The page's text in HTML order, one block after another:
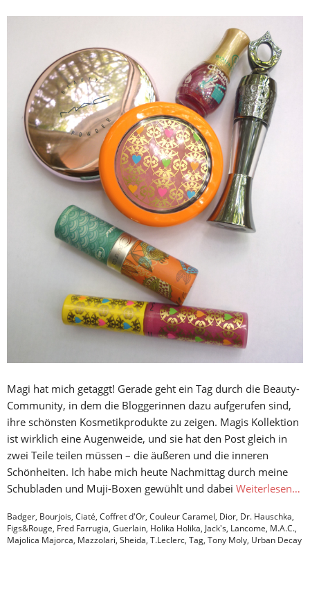
Magi hat mich getaggt! Gerade geht ein Tag durch die Beauty-
Community, in dem die Bloggerinnen dazu aufgerufen sind,
ihre schönsten Kosmetikprodukte zu zeigen. Magis Kollektion
ist wirklich eine Augenweide, und sie hat den Post gleich in
zwei Teile teilen müssen – die äußeren und die inneren
Schönheiten. Ich habe mich heute Nachmittag durch meine
Schubladen und Muji-Boxen gewühlt und dabei Weiterlesen…
Badger, Bourjois, Ciaté, Coffret d'Or, Couleur Caramel, Dior, Dr. Hauschka,
Figs&Rouge, Fred Farrugia, Guerlain, Holika Holika, Jack's, Lancome, M.A.C.,
Majolica Majorca, Mazzolari, Sheida, T.Leclerc, Tag, Tony Moly, Urban Decay